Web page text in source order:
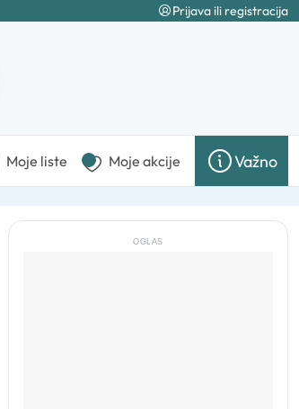
Prijava ili registracija
Moje liste Moje akcije Važno
OGLAS